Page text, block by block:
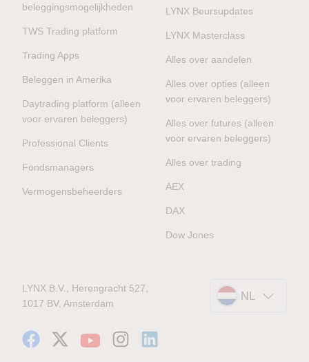
beleggingsmogelijkheden
TWS Trading platform
Trading Apps
Beleggen in Amerika
Daytrading platform (alleen
voor ervaren beleggers)
Professional Clients
Fondsmanagers
Vermogensbeheerders
LYNX Beursupdates
LYNX Masterclass
Alles over aandelen
Alles over opties (alleen
voor ervaren beleggers)
Alles over futures (alleen
voor ervaren beleggers)
Alles over trading
AEX
DAX
Dow Jones
LYNX B.V., Herengracht 527,
1017 BV, Amsterdam
NL